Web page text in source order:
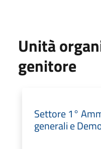
Unità
genitore
Settore 1°
generali e